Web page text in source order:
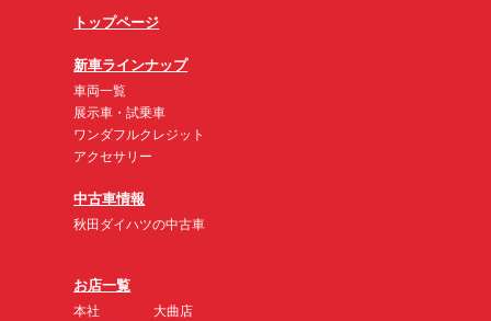
トップページ
新車ラインナップ
車両一覧
展示車・試乗車
ワンダフルクレジット
アクセサリー
中古車情報
秋田ダイハツの中古車
お店一覧
本社
大曲店